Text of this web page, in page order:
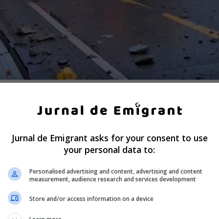
Břeclav când a intrat într-o barieră din beton
lucrărilor.
nu fusese stabilită. După coliziunea cu elementul
pe partea carosabilă, blocând drumul.
în România, care venea dinspre granița cu
Jurnal de Emigrant asks for your consent to use
your personal data to:
Personalised advertising and content, advertising and content
measurement, audience research and services development
Store and/or access information on a device